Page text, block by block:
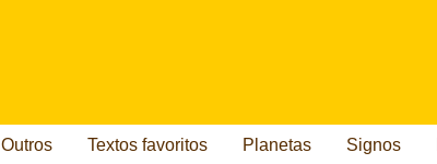
Outros Textos favoritos Planetas Signos